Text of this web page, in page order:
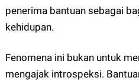
penerima bantuan sebagai
kehidupan.
Fenomena ini bukan untuk
mengajak introspeksi.